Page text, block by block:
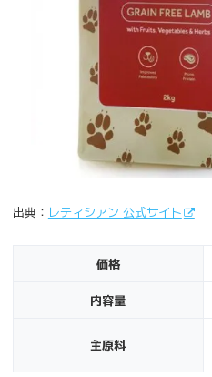
出典： レティシアン 公式サイト
価格
内容量
主原料